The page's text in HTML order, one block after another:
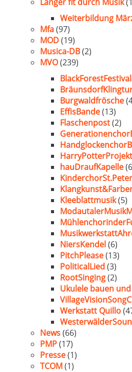
Weiterbildung
Mfa(97)
MOD(19)
Musica-DB(2)
MVO(239)
BlackForestFestival
Burgwaldfrösche
EffisBande(13)
Flaschenpost(2)
HarryPotterProjekt
hauDraufKapelle
KinderchorSt.Peter
Kleeblattmusik(5)
NiersKendel(6)
PitchPlease(13)
PoliticalLied (3)
RootSinging(2)
Ukulele bauen
Werkstatt Quillo
News(66)
PMP(17)
Presse(1)
TCOM(1)